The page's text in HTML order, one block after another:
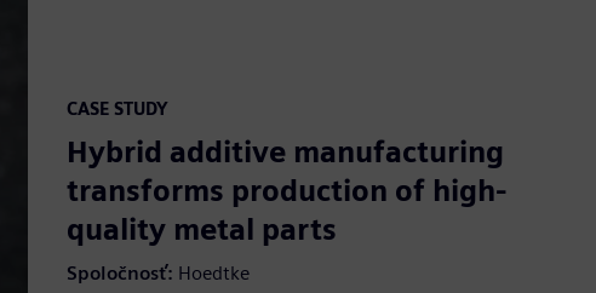
CASE STUDY
Hybrid additive manufacturing
transforms production of high-
quality metal parts
Spoločnosť: Hoedtke